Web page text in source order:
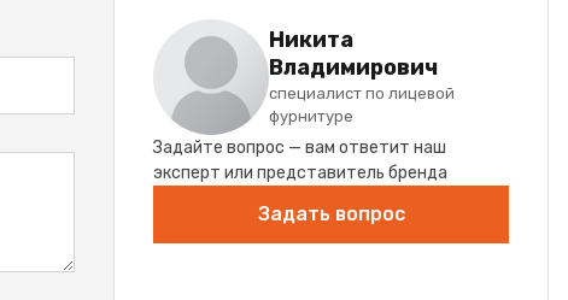
Никита
Владимирович
специалист по лицевой
фурнитуре
Задайте вопрос — вам ответит наш
эксперт или представитель бренда
Задать вопрос